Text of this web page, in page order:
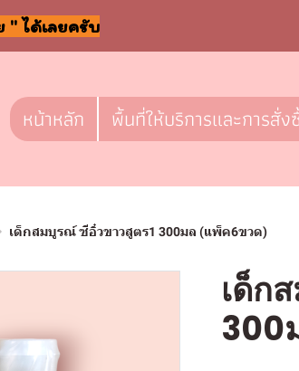
ได้เลยครับ
หน้าหลัก พื้นที่ให้บริการและการสั่ง
เด็กสมบูรณ์ ซีอิ๋วขาวสูตร1 300มล (แพ็ค6ขวด)
เด็ก
300